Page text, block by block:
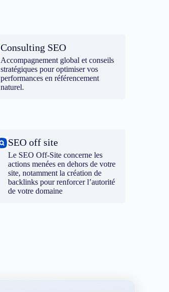
Consulting SEO
Accompagnement global et conseils
stratégiques pour optimiser vos
performances en référencement
naturel.
SEO off site
Le SEO Off-Site concerne les
actions menées en dehors de votre
site, notamment la création de
backlinks pour renforcer l’autorité
de votre domaine